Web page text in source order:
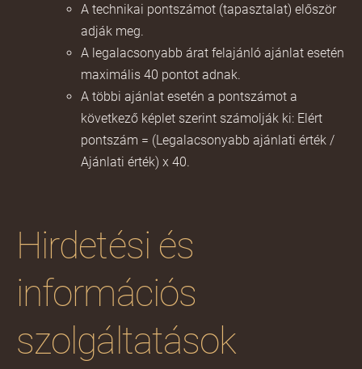
A technikai pontszámot (tapasztalat) először
adják meg.
A legalacsonyabb árat felajánló ajánlat esetén
maximális 40 pontot adnak.
A többi ajánlat esetén a pontszámot a
következő képlet szerint számolják ki: Elért
pontszám = (Legalacsonyabb ajánlati érték /
Ajánlati érték) x 40.
Hirdetési és
információs
szolgáltatások